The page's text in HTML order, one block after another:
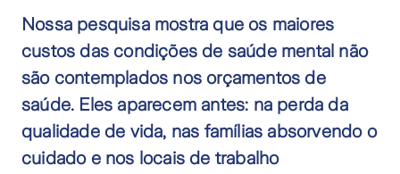
Nossa pesquisa mostra que os maiores
custos das condições de saúde mental não
são contemplados nos orçamentos de
saúde. Eles aparecem antes: na perda da
qualidade de vida, nas famílias absorvendo o
cuidado e nos locais de trabalho